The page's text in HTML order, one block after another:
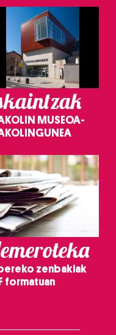
MUSEOA-
zenbakiak
formatuan